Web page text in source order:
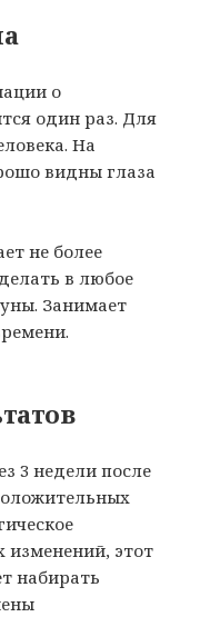
о
один раз. Для
На
видны глаза
не более
в любое
Занимает
3 недели после
изменений, этот
набирать